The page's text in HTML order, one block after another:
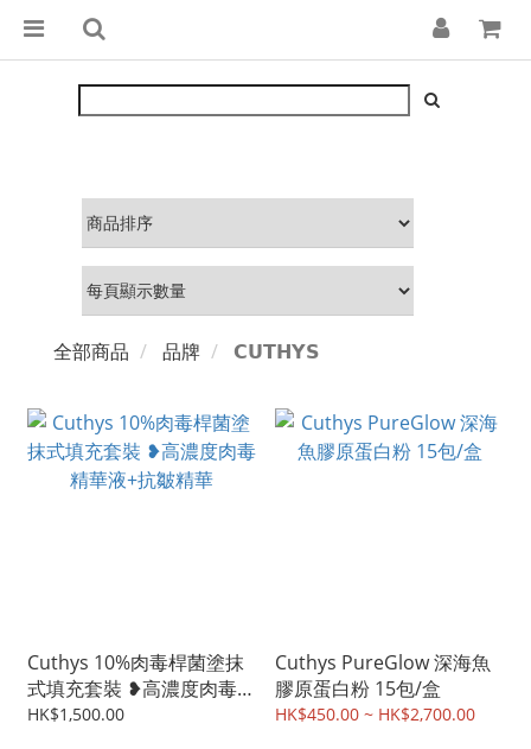
全部商品 品牌 𝗖𝗨𝗧𝗛𝗬𝗦
Cuthys 10%肉毒桿菌塗抹
式填充套裝 ❥高濃度肉毒精
華液+抗皺精華
HK$1,500.00
Cuthys PureGlow 深海魚
膠原蛋白粉 15包/盒
HK$450.00 ~ HK$2,700.00